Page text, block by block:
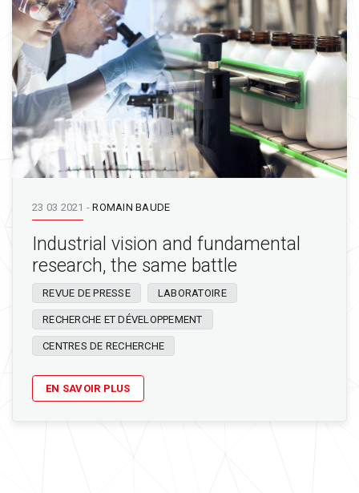
23 03 2021 -ROMAIN BAUDE
Industrial vision and fundamental
research, the same battle
REVUE DE PRESSE LABORATOIRE
RECHERCHE ET DÉVELOPPEMENT
CENTRES DE RECHERCHE
EN SAVOIR PLUS